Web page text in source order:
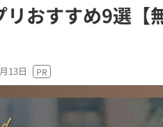
おすすめ9選【
13日